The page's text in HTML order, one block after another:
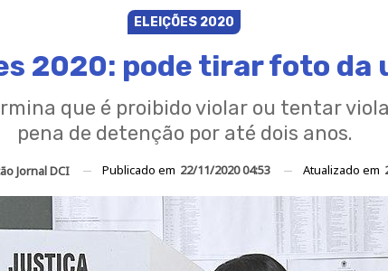
ELEIÇÕES 2020
2020: pode tirar foto da
que é proibido violar ou tentar
pena de detenção por até dois anos.
Jornal DCI Publicado em 22/11/2020 04:53 Atualizado em